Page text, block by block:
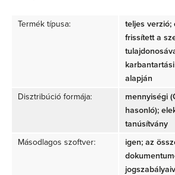
Termék típusa:
teljes verzió;
frissített a
alapján
Disztribúció formája:
mennyiségi
hasonló);
tanúsítvány
Másodlagos szoftver:
igen; az